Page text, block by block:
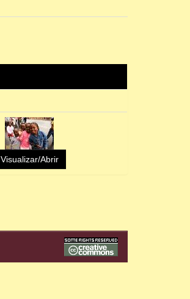
Visualizar/Abrir